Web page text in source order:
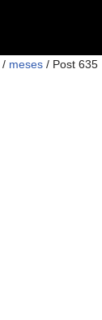
/ meses / Post 635